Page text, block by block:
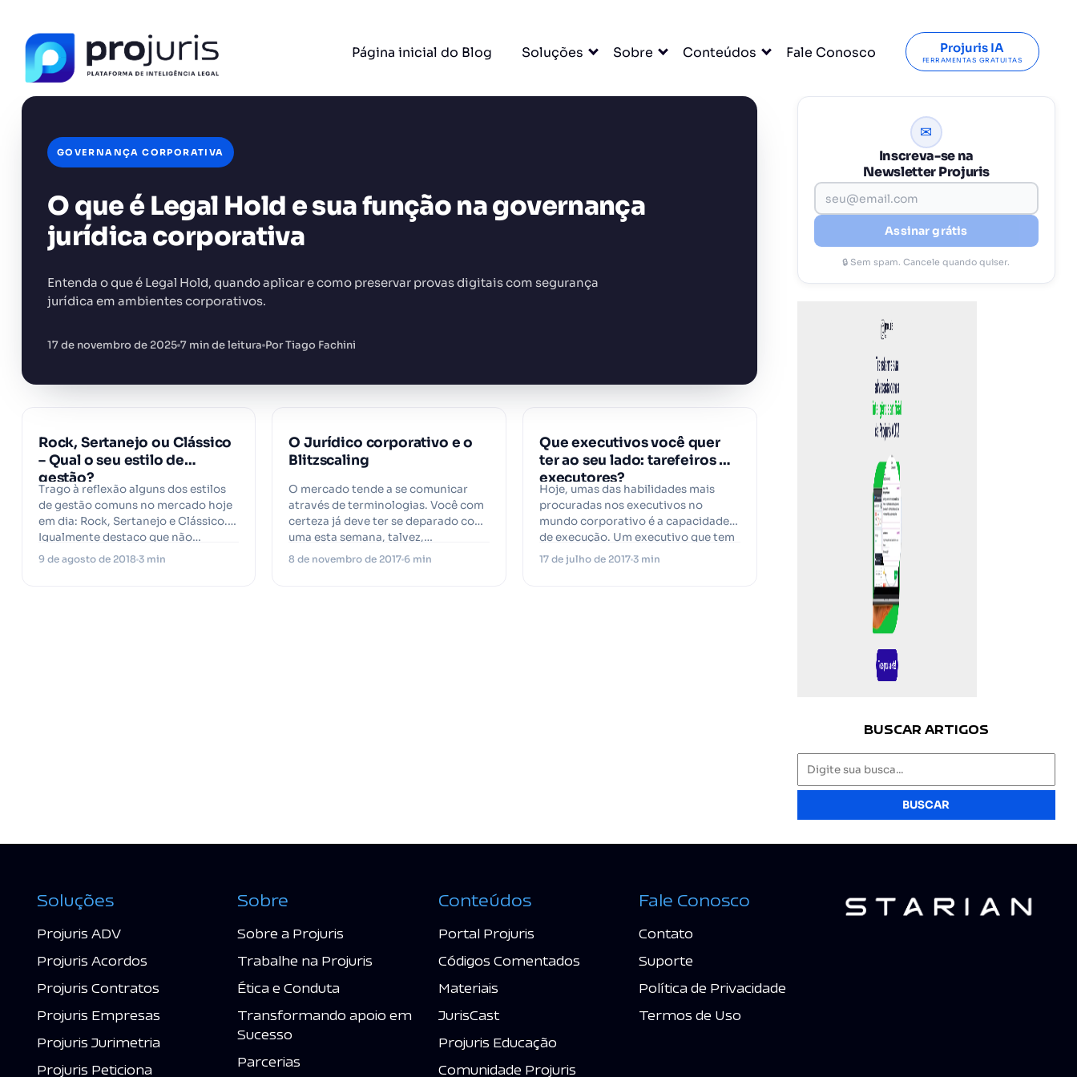
Página inicial do Blog Soluções Sobre Conteúdos Fale Conosco Projuris IA
FERRAMENTAS GRATUITAS
GOVERNANÇA CORPORATIVA
O que é Legal Hold e sua função na governança
jurídica corporativa
Entenda o que é Legal Hold, quando aplicar e como preservar provas digitais com segurança
jurídica em ambientes corporativos.
17 de novembro de 2025 7 min de leitura Por Tiago Fachini
Rock, Sertanejo ou Clássico
– Qual o seu estilo de
gestão?
Trago à reflexão alguns dos estilos
de gestão comuns no mercado hoje
em dia: Rock, Sertanejo e Clássico.
Igualmente destaco que não…
9 de agosto de 2018 3 min
O Jurídico corporativo e o
Blitzscaling
O mercado tende a se comunicar
através de terminologias. Você com
certeza já deve ter se deparado com
uma esta semana, talvez,…
8 de novembro de 2017 6 min
Que executivos você quer
ter ao seu lado: tarefeiros ou
executores?
Hoje, umas das habilidades mais
procuradas nos executivos no
mundo corporativo é a capacidade
de execução. Um executivo que tem
alta capacidade…
17 de julho de 2017 3 min
✉
Inscreva-se na
Newsletter Projuris
Assinar grátis
🔒 Sem spam. Cancele quando quiser.
BUSCAR ARTIGOS
BUSCAR
Soluções
Projuris ADV
Projuris Acordos
Projuris Contratos
Projuris Empresas
Projuris Jurimetria
Projuris Peticiona
Sobre
Sobre a Projuris
Trabalhe na Projuris
Ética e Conduta
Transformando apoio em
Sucesso
Parcerias
Conteúdos
Portal Projuris
Códigos Comentados
Materiais
JurisCast
Projuris Educação
Comunidade Projuris
Fale Conosco
Contato
Suporte
Política de Privacidade
Termos de Uso
FERRAMENTA RECOMENDADA PARA ESTE CONTEÚDO
Gerador de Petição